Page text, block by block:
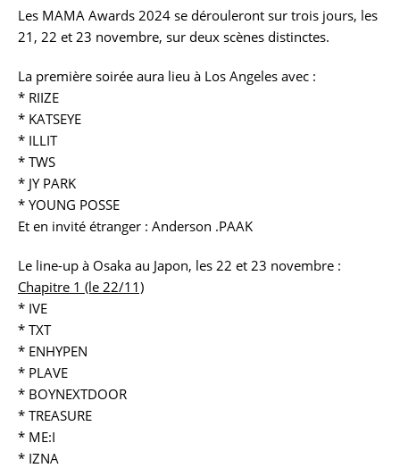
Les MAMA Awards 2024 se dérouleront sur trois jours, les
21, 22 et 23 novembre, sur deux scènes distinctes.
La première soirée aura lieu à Los Angeles avec :
* RIIZE
* KATSEYE
* ILLIT
* TWS
* JY PARK
* YOUNG POSSE
Et en invité étranger : Anderson .PAAK
Le line-up à Osaka au Japon, les 22 et 23 novembre :
Chapitre 1 (le 22/11)
* IVE
* TXT
* ENHYPEN
* PLAVE
* BOYNEXTDOOR
* TREASURE
* ME:I
* IZNA